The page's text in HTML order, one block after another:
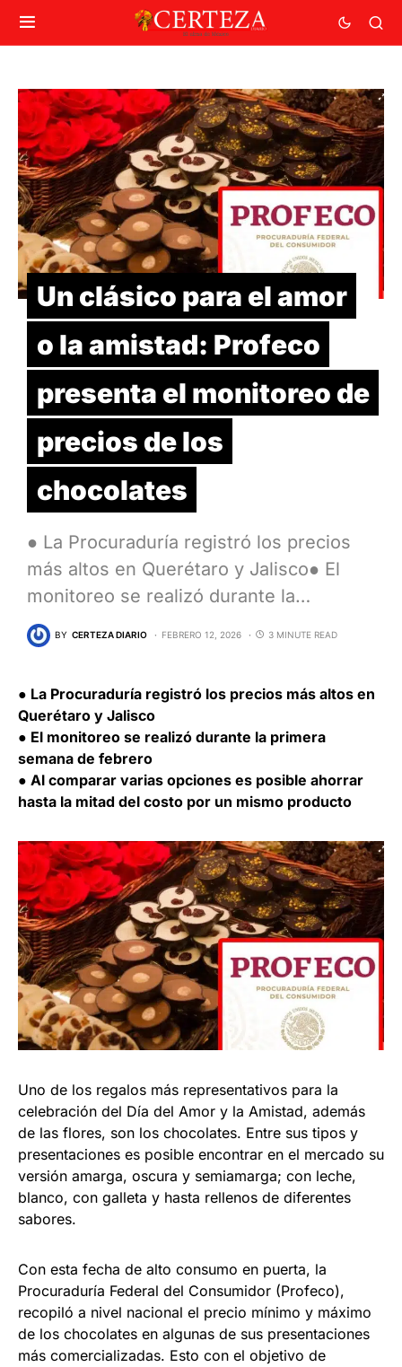
Un clásico para el amor
o la amistad: Profeco
presenta el monitoreo de
precios de los
chocolates
● La Procuraduría registró los precios
más altos en Querétaro y Jalisco● El
monitoreo se realizó durante la…
BY CERTEZA DIARIO FEBRERO 12, 2026 3 MINUTE READ
● La Procuraduría registró los precios más altos en
Querétaro y Jalisco
● El monitoreo se realizó durante la primera
semana de febrero
● Al comparar varias opciones es posible ahorrar
hasta la mitad del costo por un mismo producto
Uno de los regalos más representativos para la
celebración del Día del Amor y la Amistad, además
de las flores, son los chocolates. Entre sus tipos y
presentaciones es posible encontrar en el mercado su
versión amarga, oscura y semiamarga; con leche,
blanco, con galleta y hasta rellenos de diferentes
sabores.
Con esta fecha de alto consumo en puerta, la
Procuraduría Federal del Consumidor (Profeco),
recopiló a nivel nacional el precio mínimo y máximo
de los chocolates en algunas de sus presentaciones
más comercializadas. Esto con el objetivo de